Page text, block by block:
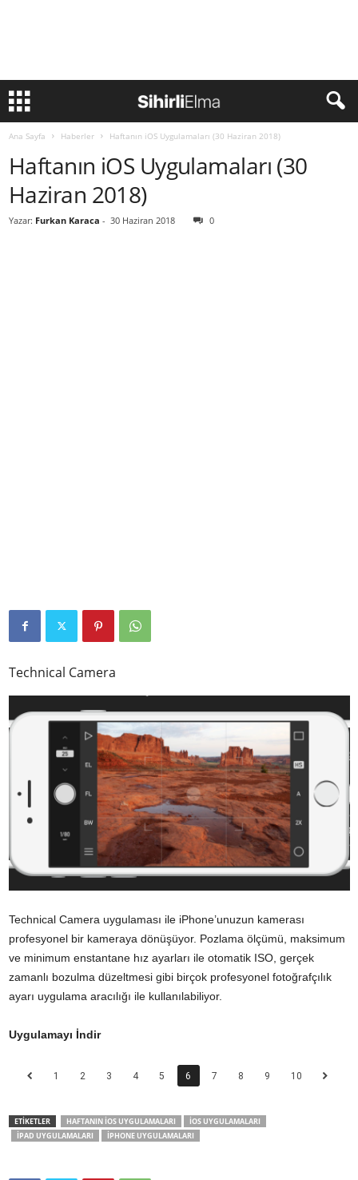
Ana Sayfa Haberler Haftanın iOS Uygulamaları (30 Haziran 2018)
Haftanın iOS Uygulamaları (30
Haziran 2018)
Yazar: Furkan Karaca - 30 Haziran 2018 0
Technical Camera
Technical Camera uygulaması ile iPhone’unuzun kamerası
profesyonel bir kameraya dönüşüyor. Pozlama ölçümü, maksimum
ve minimum enstantane hız ayarları ile otomatik ISO, gerçek
zamanlı bozulma düzeltmesi gibi birçok profesyonel fotoğrafçılık
ayarı uygulama aracılığı ile kullanılabiliyor.
Uygulamayı İndir
1 2 3 4 5 6 7 8 9 10
ETİKETLER HAFTANIN IOS UYGULAMALARI
IOS UYGULAMALARI
IPAD UYGULAMALARI
IPHONE UYGULAMALARI